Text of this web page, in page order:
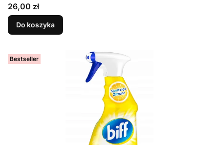
Cena
26,00 zł
Do koszyka
Bestseller